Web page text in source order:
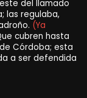
del llamado
las regulaba,
(Ya
cubren hasta
Córdoba; esta
a ser defendida